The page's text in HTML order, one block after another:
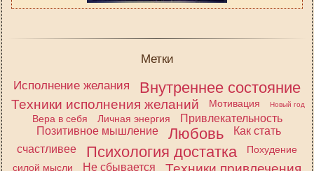
Метки
Исполнение желания
Внутреннее состояние
Техники исполнения желаний Мотивация Новый год
Вера в себя Личная энергия
Привлекательность
Позитивное мышление
Любовь
Как стать
счастливее
Психология достатка
Похудение
силой мысли
Не сбывается